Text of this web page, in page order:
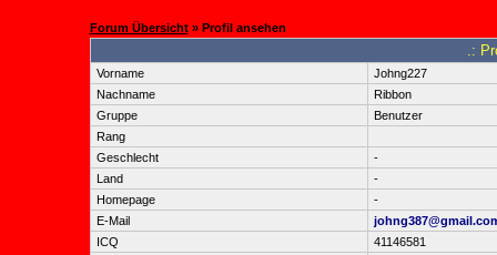
Forum Übersicht» Profil ansehen
.:
Vorname
Johng227
Nachname
Ribbon
Gruppe
Benutzer
Rang
Geschlecht
-
Land
-
Homepage
-
E-Mail
ICQ
41146581